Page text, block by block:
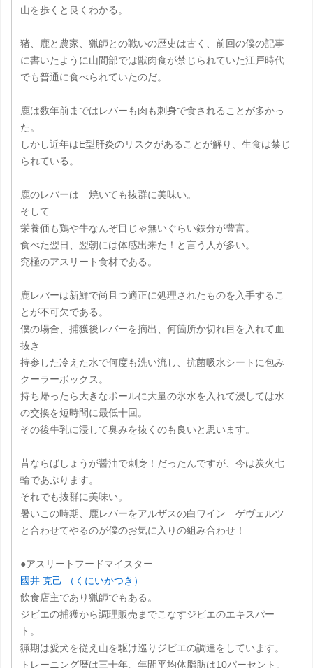
山を歩くと良くわかる。
猪、鹿と農家、猟師との戦いの歴史は古く、前回の僕の記事
に書いたように山間部では獣肉食が禁じられていた江戸時代
でも普通に食べられていたのだ。
鹿は数年前まではレバーも肉も刺身で食されることが多かっ
た。
しかし近年はE型肝炎のリスクがあることが解り、生食は禁じ
られている。
鹿のレバーは 焼いても抜群に美味い。
そして
栄養価も鶏や牛なんぞ目じゃ無いぐらい鉄分が豊富。
食べた翌日、翌朝には体感出来た！と言う人が多い。
究極のアスリート食材である。
鹿レバーは新鮮で尚且つ適正に処理されたものを入手するこ
とが不可欠である。
僕の場合、捕獲後レバーを摘出、何箇所か切れ目を入れて血
抜き
持参した冷えた水で何度も洗い流し、抗菌吸水シートに包み
クーラーボックス。
持ち帰ったら大きなボールに大量の氷水を入れて浸しては水
の交換を短時間に最低十回。
その後牛乳に浸して臭みを抜くのも良いと思います。
昔ならばしょうが醤油で刺身！だったんですが、今は炭火七
輪であぶります。
それでも抜群に美味い。
暑いこの時期、鹿レバーをアルザスの白ワイン ゲヴェルツ
と合わせてやるのが僕のお気に入りの組み合わせ！
●アスリートフードマイスター
國井 克己 （くにいかつき）
飲食店主であり猟師でもある。
ジビエの捕獲から調理販売までこなすジビエのエキスパー
ト。
猟期は愛犬を従え山を駆け巡りジビエの調達をしています。
トレーニング暦は三十年、年間平均体脂肪は10パーセント。